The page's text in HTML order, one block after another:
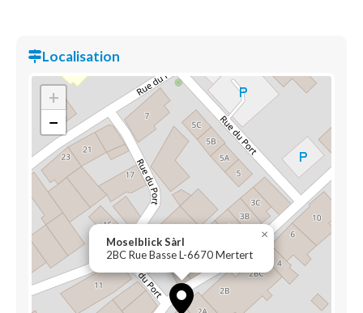
Localisation
Moselblick Sàrl
2BC Rue Basse L-6670 Mertert
×
+
−